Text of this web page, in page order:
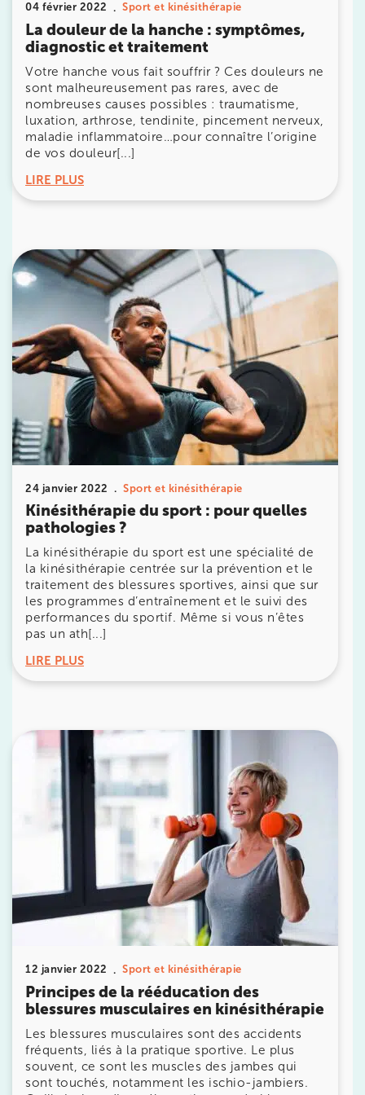
04 février 2022 Sport et kinésithérapie
La douleur de la hanche : symptômes,
diagnostic et traitement
Votre hanche vous fait souffrir ? Ces douleurs ne
sont malheureusement pas rares, avec de
nombreuses causes possibles : traumatisme,
luxation, arthrose, tendinite, pincement nerveux,
maladie inflammatoire…pour connaître l’origine
de vos douleur[...]
LIRE PLUS
24 janvier 2022 Sport et kinésithérapie
Kinésithérapie du sport : pour quelles
pathologies ?
La kinésithérapie du sport est une spécialité de
la kinésithérapie centrée sur la prévention et le
traitement des blessures sportives, ainsi que sur
les programmes d’entraînement et le suivi des
performances du sportif. Même si vous n’êtes
pas un ath[...]
LIRE PLUS
12 janvier 2022 Sport et kinésithérapie
Principes de la rééducation des
blessures musculaires en kinésithérapie
Les blessures musculaires sont des accidents
fréquents, liés à la pratique sportive. Le plus
souvent, ce sont les muscles des jambes qui
sont touchés, notamment les ischio-jambiers.
380 Av. de la Division Leclerc 92290
Châtenay-Malabry
380 Av. de la Division Leclerc 92290 Châtenay-
01 43 50 05 24
Prenez RDV sur
Prenez RDV sur
68 Av. de Villiers 75017 Paris
01 44 90 90 40
Prenez RDV sur
Prenez RDV sur
IK PARIS 8 – SAINT-LAZARE
20 Rue de la Pépinière 75008 Paris
20 Rue de la Pépinière 75008 Paris
01 55 06 05 07
Prenez RDV sur
Prenez RDV sur
PARIS 9 – PETRELLE
6 Rue Petrelle 75009 Paris
6 Rue Petrelle 75009 Paris
01 71 97 53 67
Prenez RDV sur
Prenez RDV sur
10 Rue Roubo 75011 Paris
01 83 96 48 65
Prenez RDV sur
Prenez RDV sur
IK VANVES
5 Rue Monge 92170 Vanves
5 Rue Monge 92170 Vanves
01 46 44 33 92
Prenez RDV sur
Prenez RDV sur
IK SAINT-GERMAIN
199 Bd Saint-Germain 75007 Paris